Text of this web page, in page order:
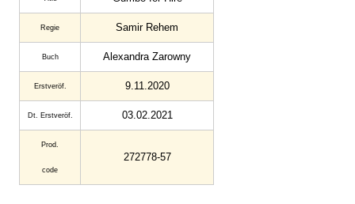
Regie Samir Rehem
Buch Alexandra Zarowny
Erstveröf. 9.11.2020
Dt. Erstveröf. 03.02.2021
Prod.
code
272778-57